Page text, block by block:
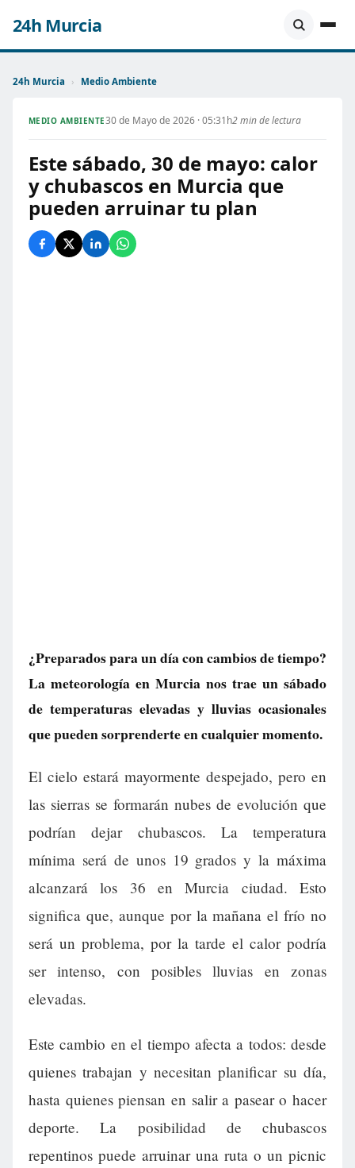
24h Murcia
24h Murcia › Medio Ambiente
MEDIO AMBIENTE30 de Mayo de 2026 · 05:31h2 min de lectura
Este sábado, 30 de mayo: calor
y chubascos en Murcia que
pueden arruinar tu plan
¿Preparados para un día con cambios de tiempo?
La meteorología en Murcia nos trae un sábado
de temperaturas elevadas y lluvias ocasionales
que pueden sorprenderte en cualquier momento.
El cielo estará mayormente despejado, pero en
las sierras se formarán nubes de evolución que
podrían dejar chubascos. La temperatura
mínima será de unos 19 grados y la máxima
alcanzará los 36 en Murcia ciudad. Esto
significa que, aunque por la mañana el frío no
será un problema, por la tarde el calor podría
ser intenso, con posibles lluvias en zonas
elevadas.
Este cambio en el tiempo afecta a todos: desde
quienes trabajan y necesitan planificar su día,
hasta quienes piensan en salir a pasear o hacer
deporte. La posibilidad de chubascos
repentinos puede arruinar una ruta o un picnic